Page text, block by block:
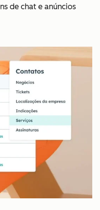
de chat e anúncios